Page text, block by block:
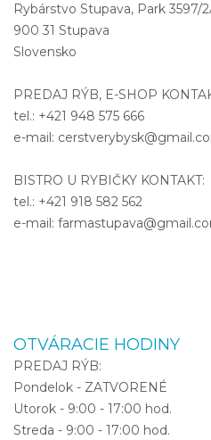
Rybárstvo Stupava, Park 3597/
900 31 Stupava
Slovensko
PREDAJ RÝB, E-SHOP
tel.: +421 948 575 666
e-mail:
BISTRO U RYBIČKY KONTAKT:
tel.: +421 918 582 562
e-mail:
OTVÁRACIE HODINY
PREDAJ RÝB:
Pondelok - ZATVORENÉ
Utorok - 9:00 - 17:00 hod.
Streda - 9:00 - 17:00 hod.